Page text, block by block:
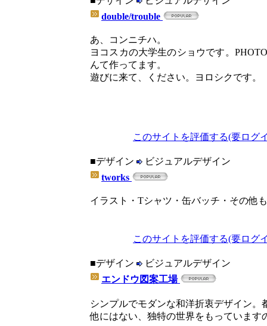
double/trouble
あ、コンニチハ。
ヨコスカの大学生のショウです。
んて作ってます。
遊びに来て、ください。ヨロシクです。
このサイトを評価する(要ログ
■デザイン
ビジュアルデザイン
tworks
イラスト・Tシャツ・缶バッチ・その他
このサイトを評価する(要ログ
■デザイン
ビジュアルデザイン
エンドウ図案工場
シンプルでモダンな和洋折衷デザイン
他にはない、独特の世界をもっています